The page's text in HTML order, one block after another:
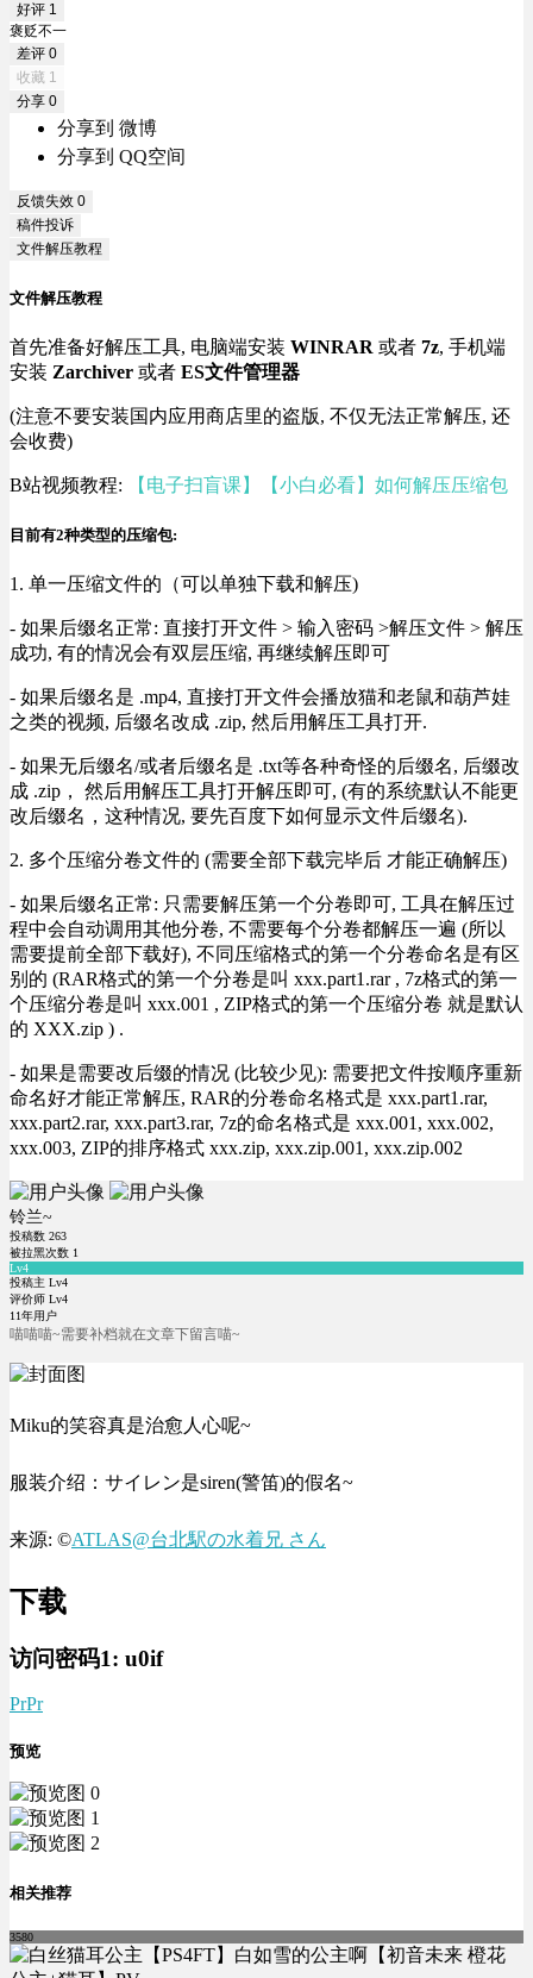
好评 1
褒贬不一
差评 0
收藏 1
分享 0
分享到 微博
分享到 QQ空间
反馈失效 0
稿件投诉
文件解压教程
文件解压教程
首先准备好解压工具, 电脑端安装 WINRAR 或者 7z, 手机端
安装 Zarchiver 或者 ES文件管理器
(注意不要安装国内应用商店里的盗版, 不仅无法正常解压, 还
会收费)
B站视频教程: 【电子扫盲课】【小白必看】如何解压压缩包
目前有2种类型的压缩包:
1. 单一压缩文件的（可以单独下载和解压)
- 如果后缀名正常: 直接打开文件 > 输入密码 >解压文件 > 解压
成功, 有的情况会有双层压缩, 再继续解压即可
- 如果后缀名是 .mp4, 直接打开文件会播放猫和老鼠和葫芦娃
之类的视频, 后缀名改成 .zip, 然后用解压工具打开.
- 如果无后缀名/或者后缀名是 .txt等各种奇怪的后缀名, 后缀改
成 .zip， 然后用解压工具打开解压即可, (有的系统默认不能更
改后缀名，这种情况, 要先百度下如何显示文件后缀名).
2. 多个压缩分卷文件的 (需要全部下载完毕后 才能正确解压)
- 如果后缀名正常: 只需要解压第一个分卷即可, 工具在解压过
程中会自动调用其他分卷, 不需要每个分卷都解压一遍 (所以
需要提前全部下载好), 不同压缩格式的第一个分卷命名是有区
别的 (RAR格式的第一个分卷是叫 xxx.part1.rar , 7z格式的第一
个压缩分卷是叫 xxx.001 , ZIP格式的第一个压缩分卷 就是默认
的 XXX.zip ) .
- 如果是需要改后缀的情况 (比较少见): 需要把文件按顺序重新
命名好才能正常解压, RAR的分卷命名格式是 xxx.part1.rar,
xxx.part2.rar, xxx.part3.rar, 7z的命名格式是 xxx.001, xxx.002,
xxx.003, ZIP的排序格式 xxx.zip, xxx.zip.001, xxx.zip.002
铃兰~
投稿数 263
被拉黑次数 1
Lv4
投稿主 Lv4
评价师 Lv4
11年用户
喵喵喵~需要补档就在文章下留言喵~
Miku的笑容真是治愈人心呢~
服装介绍：サイレン是siren(警笛)的假名~
来源: ©ATLAS@台北駅の水着兄 さん
下载
访问密码1: u0if
PrPr
预览
相关推荐
3580